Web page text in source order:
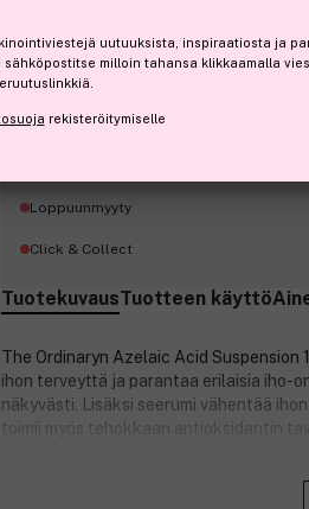
17,70 €
Loppuunmyyty
Loppuunmyyty
Click & Collect
TuotekuvausTuotteen käyttö
The Ordinaryn Azelaic Acid
ihon terveyttä ja parantaa erilaisia iho-
näkyvästi. Lisäksi seerumi vähentää
toimii myös tehokkaan antioksidantin
uutuuksista, inspiraatiosta ja
milloin tahansa klikkaamalla
rekisteröitymiselle